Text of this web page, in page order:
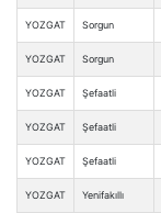
YOZGAT Sorgun
YOZGAT Sorgun
YOZGAT Şefaatli
YOZGAT Şefaatli
YOZGAT Şefaatli
YOZGAT Yenifakıllı